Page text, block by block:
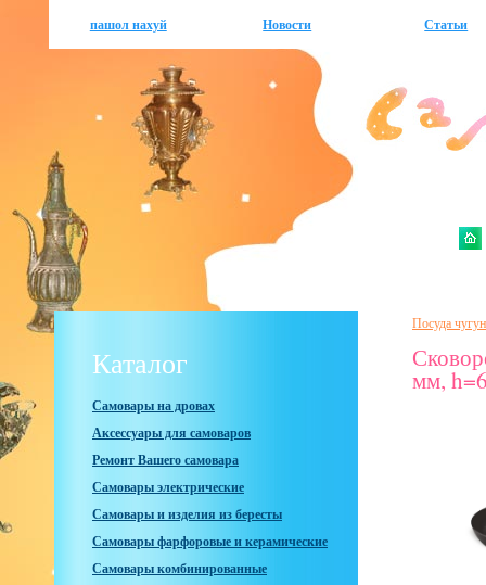
пашол нахуй Новости Статьи
Каталог
Самовары на дровах
Аксессуары для самоваров
Ремонт Вашего самовара
Самовары электрические
Самовары и изделия из бересты
Самовары фарфоровые и керамические
Самовары комбинированные
Посуда
мм,